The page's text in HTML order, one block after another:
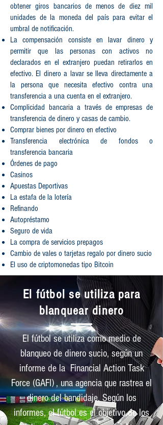
obtener giros bancarios de menos de diez mil
unidades de la moneda del país para evitar el
umbral de notificación.
La compensación consiste en lavar dinero y
permitir que las personas con activos no
declarados en el extranjero puedan retirarlos en
efectivo. El dinero a lavar se lleva directamente a
la persona que necesita efectivo contra una
transferencia a una cuenta en el extranjero.
Complicidad bancaria a través de empresas de
transferencia de dinero y casas de cambio.
Comprar bienes por dinero en efectivo
Transferencia electrónica de fondos o
transferencia bancaria
Órdenes de pago
Casinos
Apuestas Deportivas
La estafa de la lotería
Refinando
Autopréstamo
Seguro de vida
La compra de servicios prepagos
Cambio de vales o tarjetas regalo por dinero sucio
El uso de criptomonedas tipo Bitcoin
El fútbol se utiliza para
blanquear dinero
El fútbol se utiliza como medio de
blanqueo de dinero sucio, según un
informe de la Financial Action Task
Force (GAFI), una agencia que rastrea el
dinero del bandidaje. Según los
informes, el fútbol es el objetivo de los